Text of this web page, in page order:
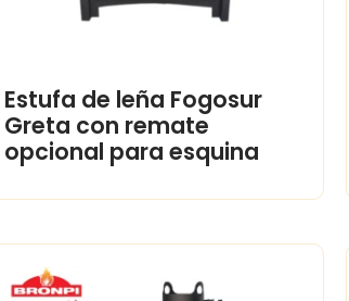
Estufa de leña Fogosur
Greta con remate
opcional para esquina